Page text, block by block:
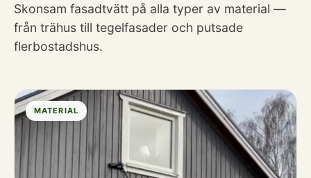
Skonsam fasadtvätt på alla typer av material —
från trähus till tegelfasader och putsade
flerbostadshus.
MATERIAL